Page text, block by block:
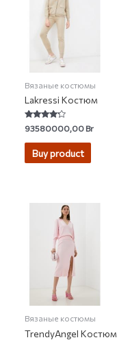
Вязаные костюмы
Lakressi Костюм
Rated
4.00
out of 5
93580000,00Br
Buy product
Вязаные костюмы
TrendyAngel Костюм